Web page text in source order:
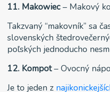
11. Makowiec– Makový
Takzvaný “makovník” sa
slovenských
poľských jednoducho
12. Kompot– Ovocný
Je to jeden z